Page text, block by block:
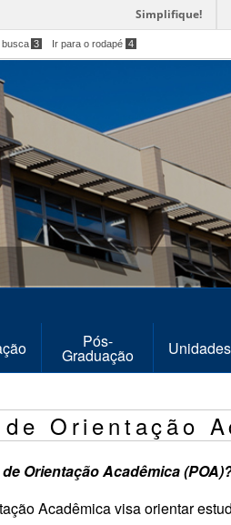
Simplifique!
busca 3 Ir para o rodapé 4
Pós-
Graduação Unidades
Orientação
Orientação Acadêmica
Acadêmica visa orientar